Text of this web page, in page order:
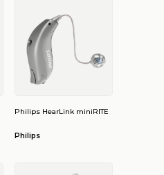
Philips HearLink miniRITE
Philips